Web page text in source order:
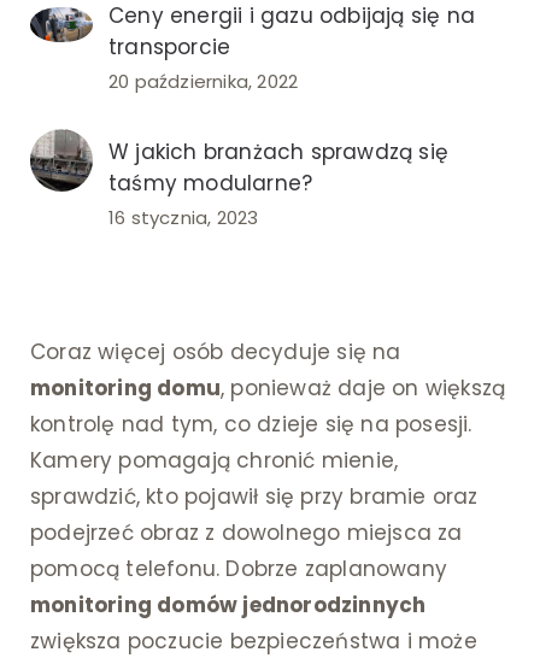
Ceny energii i gazu odbijają się na
transporcie
20 października, 2022
W jakich branżach sprawdzą się
taśmy modularne?
16 stycznia, 2023
Coraz więcej osób decyduje się na
monitoring domu, ponieważ daje on większą
kontrolę nad tym, co dzieje się na posesji.
Kamery pomagają chronić mienie,
sprawdzić, kto pojawił się przy bramie oraz
podejrzeć obraz z dowolnego miejsca za
pomocą telefonu. Dobrze zaplanowany
monitoring domów jednorodzinnych
zwiększa poczucie bezpieczeństwa i może